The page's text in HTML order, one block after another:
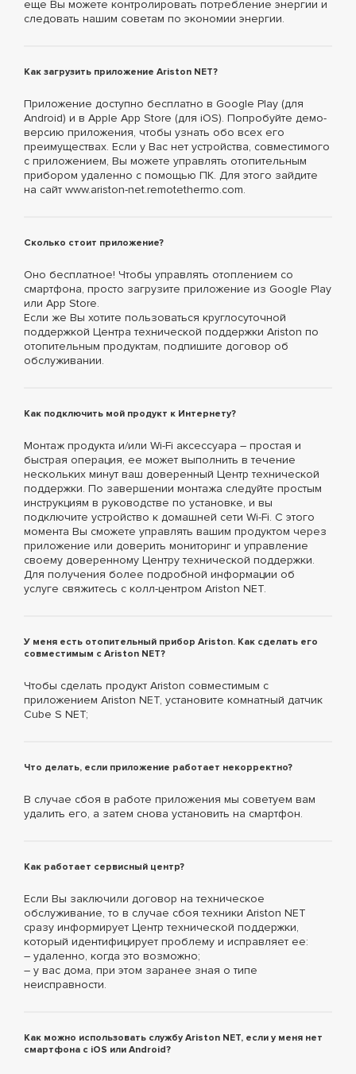
еще Вы можете контролировать потребление энергии и
следовать нашим советам по экономии энергии.
Как загрузить приложение Ariston NET?
Приложение доступно бесплатно в Google Play (для
Android) и в Apple App Store (для iOS). Попробуйте демо-
версию приложения, чтобы узнать обо всех его
преимуществах. Если у Вас нет устройства, совместимого
с приложением, Вы можете управлять отопительным
прибором удаленно с помощью ПК. Для этого зайдите
на сайт www.ariston-net.remotethermo.com.
Сколько стоит приложение?
Оно бесплатное! Чтобы управлять отоплением со
смартфона, просто загрузите приложение из Google Play
или App Store.
Если же Вы хотите пользоваться круглосуточной
поддержкой Центра технической поддержки Ariston по
отопительным продуктам, подпишите договор об
обслуживании.
Как подключить мой продукт к Интернету?
Монтаж продукта и/или Wi-Fi аксессуара – простая и
быстрая операция, ее может выполнить в течение
нескольких минут ваш доверенный Центр технической
поддержки. По завершении монтажа следуйте простым
инструкциям в руководстве по установке, и вы
подключите устройство к домашней сети Wi-Fi. С этого
момента Вы сможете управлять вашим продуктом через
приложение или доверить мониторинг и управление
своему доверенному Центру технической поддержки.
Для получения более подробной информации об
услуге свяжитесь с колл-центром Ariston NET.
У меня есть отопительный прибор Ariston. Как сделать его
совместимым с Ariston NET?
Чтобы сделать продукт Ariston совместимым с
приложением Ariston NET, установите комнатный датчик
Cube S NET;
Что делать, если приложение работает некорректно?
В случае сбоя в работе приложения мы советуем вам
удалить его, а затем снова установить на смартфон.
Как работает сервисный центр?
Если Вы заключили договор на техническое
обслуживание, то в случае сбоя техники Ariston NET
сразу информирует Центр технической поддержки,
который идентифицирует проблему и исправляет ее:
– удаленно, когда это возможно;
– у вас дома, при этом заранее зная о типе
неисправности.
Как можно использовать службу Ariston NET, если у меня нет
смартфона с iOS или Android?